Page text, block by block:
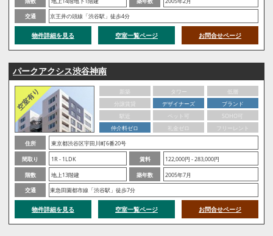
交通
京王井の頭線「渋谷駅」徒歩4分
物件詳細を見る 空室一覧ページ お問合せページ
パークアクシス渋谷神南
新築 タワー
低層
分譲賃貸
デザイナーズ
ブランド
駅近
ペット可
SOHO可
仲介料ゼロ
礼金ゼロ
フリーレント
住所
東京都渋谷区宇田川町6番20号
間取り
1R - 1LDK 賃料
122,000円 - 283,000円
階数
地上13階建 築年数
2005年7月
交通
東急田園都市線「渋谷駅」徒歩7分
物件詳細を見る 空室一覧ページ お問合せページ